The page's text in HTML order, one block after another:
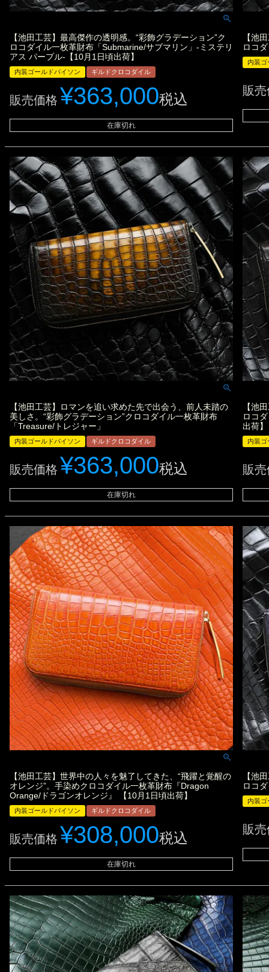
【池田工芸】最高傑作の透明感。“彩飾グラデーション”ク
ロコダイル一枚革財布「Submarine/サブマリン」-ミステリ
アス パープル-【10月1日頃出荷】
内装ゴールドパイソン ギルドクロコダイル
販売価格 ¥363,000税込
在庫切れ
【池
ロコ
内装ゴ
販
【池田工芸】ロマンを追い求めた先で出会う、前人未踏の
美しさ。“彩飾グラデーション”クロコダイル一枚革財布
「Treasure/トレジャー」
内装ゴールドパイソン ギルドクロコダイル
販売価格 ¥363,000税込
在庫切れ
【池
ロコ
出荷】
内装ゴ
販
【池田工芸】世界中の人々を魅了してきた、“飛躍と覚醒の
オレンジ”。手染めクロコダイル一枚革財布『Dragon
Orange/ドラゴンオレンジ』 【10月1日頃出荷】
内装ゴールドパイソン ギルドクロコダイル
販売価格 ¥308,000税込
在庫切れ
【池
ロコ
内装ゴ
販